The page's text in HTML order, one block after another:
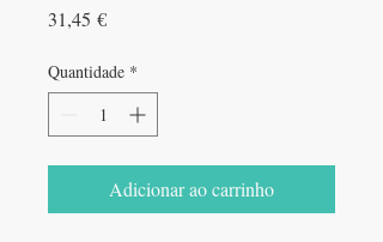
31,45 €Preço
Quantidade *
Adicionar ao carrinho